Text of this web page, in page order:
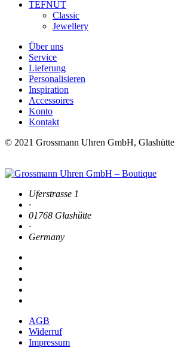
TEFNUT
Classic
Jewellery
Über uns
Service
Lieferung
Personalisieren
Inspiration
Accessoires
Konto
Kontakt
© 2021 Grossmann Uhren GmbH, Glashütte
Uferstrasse 1
·
01768 Glashütte
·
Germany
AGB
Widerruf
Impressum